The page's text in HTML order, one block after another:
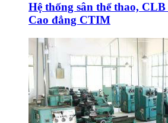
Hệ thống sân thể thao,
Cao đẳng CTIM